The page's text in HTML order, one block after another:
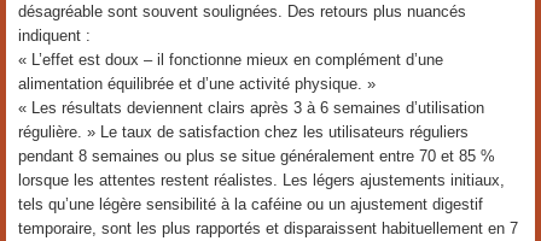
désagréable sont souvent soulignées. Des retours plus nuancés
indiquent :
« L’effet est doux – il fonctionne mieux en complément d’une
alimentation équilibrée et d’une activité physique. »
« Les résultats deviennent clairs après 3 à 6 semaines d’utilisation
régulière. » Le taux de satisfaction chez les utilisateurs réguliers
pendant 8 semaines ou plus se situe généralement entre 70 et 85 %
lorsque les attentes restent réalistes. Les légers ajustements initiaux,
tels qu’une légère sensibilité à la caféine ou un ajustement digestif
temporaire, sont les plus rapportés et disparaissent habituellement en 7